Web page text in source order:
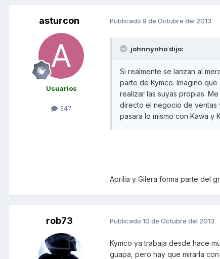
asturcon
Usuarios
347
Publicado 9 de Octubre del 2013
johnnynho dijo:
Si realmente se lanzan al
parte de Kymco. Imagino
realizar las suyas propias.
directo el negocio de ventas
pasara lo mismo con Kawa y
Aprilia y Gilera forma parte del
rob73 Publicado 10 de Octubre del 2013
Kymco ya trabaja desde hace
guapa, pero hay que mirarla